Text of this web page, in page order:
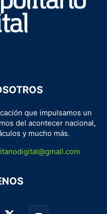
que impulsamos un
del acontecer nacional,
y mucho más.